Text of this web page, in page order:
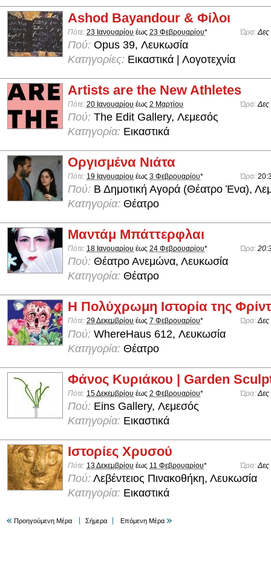
Ashod Bayandour & Φίλοι
Πότε: 23 Ιανουαρίου έως 23 Φεβρουαρίου* Ώρα:Δες
Πού: Opus 39, Λευκωσία
Κατηγορίες: Εικαστικά | Λογοτεχνία
Artists are the New Athletes
Πότε: 20 Ιανουαρίου έως 2 Μαρτίου Ώρα:Δες
Πού: The Edit Gallery, Λεμεσός
Κατηγορία: Εικαστικά
Οργισμένα Νιάτα
Πότε: 19 Ιανουαρίου έως 3 Φεβρουαρίου* Ώρα:
Πού: Β Δημοτική Αγορά (Θέατρο Ένα),
Κατηγορία: Θέατρο
Μαντάμ Μπάττερφλαι
Πότε: 18 Ιανουαρίου έως 24 Φεβρουαρίου* Ώρα:
Πού: Θέατρο Ανεμώνα, Λευκωσία
Κατηγορία: Θέατρο
Η Πολύχρωμη Ιστορία της
Πότε: 29 Δεκεμβρίου έως 7 Φεβρουαρίου* Ώρα:Δες
Πού: WhereHaus 612, Λευκωσία
Κατηγορία: Θέατρο
Φάνος Κυριάκου | Garden
Πότε: 15 Δεκεμβρίου έως 2 Φεβρουαρίου* Ώρα: Δες
Πού: Eins Gallery, Λεμεσός
Κατηγορία: Εικαστικά
Ιστορίες Χρυσού
Πότε: 13 Δεκεμβρίου έως 11 Φεβρουαρίου* Ώρα: Δες
Πού: Λεβέντειος Πινακοθήκη, Λευκωσία
Κατηγορία: Εικαστικά
Προηγούμενη Μέρα Σήμερα Επόμενη Μέρα